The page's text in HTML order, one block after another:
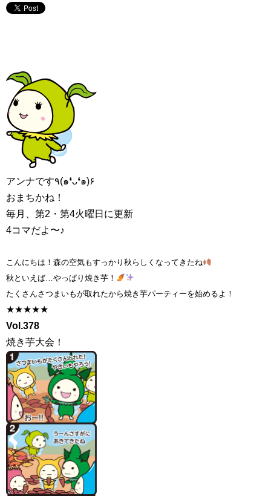
アンナです٩(๑❛ᴗ❛๑)۶
おまちかね！
毎月、第2・第4火曜日に更新
4コマだよ〜♪
こんにちは！森の空気もすっかり秋らしくなってきたね
秋といえば…やっぱり焼き芋！
たくさんさつまいもが取れたから焼き芋パーティーを始めるよ！
★★★★★
Vol.378
焼き芋大会！